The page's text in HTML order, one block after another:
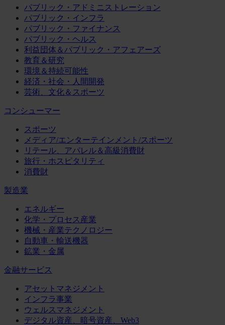
パブリック・アドミニストレーション
パブリック・インフラ
パブリック・ファイナンス
パブリック・ヘルス
利益団体＆パブリック・アフェアーズ
教育＆研究
環境＆持続可能性
経済・社会・人間開発
芸術、文化＆スポーツ
コンシューマー
スポーツ
メディア/エンターテインメント/スポーツ
リテール、アパレル＆高級消費財
旅行・ホスピタリティ
消費財
製造業
エネルギー
化学・プロセス産業
機械・産業テクノロジー
自動車・輸送機器
鉱業・金属
金融サービス
アセットマネジメント
インフラ事業
ウェルスマネジメント
デジタル資産、暗号資産、Web3